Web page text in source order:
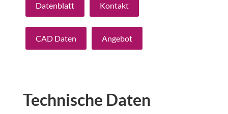
Datenblatt Kontakt
CAD Daten Angebot
Technische Daten